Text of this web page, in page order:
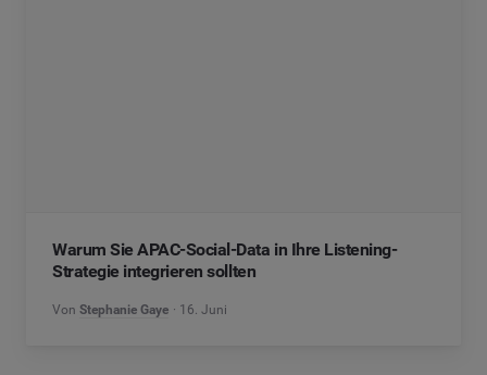
Warum Sie APAC-Social-Data in Ihre Listening-
Strategie integrieren sollten
Von Stephanie Gaye 16. Juni